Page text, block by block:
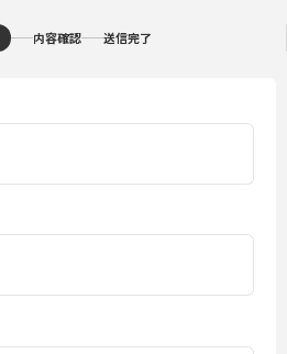
内容確認 送信完了